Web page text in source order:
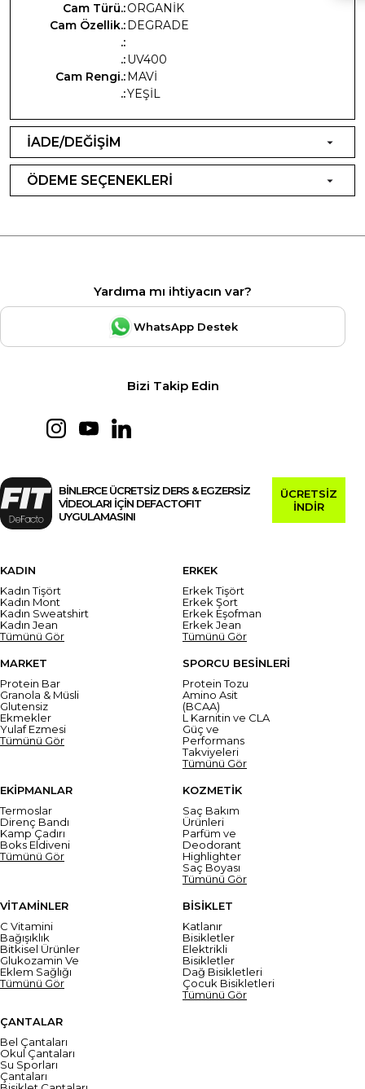
Cam Türü.:ORGANİK
Cam Özellik.:DEGRADE
.:
.:UV400
Cam Rengi.:MAVİ
.:YEŞİL
İADE/DEĞİŞİM
ÖDEME SEÇENEKLERİ
Yardıma mı ihtiyacın var?
WhatsApp Destek
Bizi Takip Edin
BİNLERCE ÜCRETSİZ DERS & EGZERSİZ
VİDEOLARI İÇİN DEFACTOFIT
UYGULAMASINI
ÜCRETSİZ
İNDİR
KADIN
Kadın Tişört
Kadın Mont
Kadın Sweatshirt
Kadın Jean
Tümünü Gör
ERKEK
Erkek Tişört
Erkek Şort
Erkek Eşofman
Erkek Jean
Tümünü Gör
MARKET
Protein Bar
Granola & Müsli
Glutensiz
Ekmekler
Yulaf Ezmesi
Tümünü Gör
SPORCU BESİNLERİ
Protein Tozu
Amino Asit
(BCAA)
L Karnitin ve CLA
Güç ve
Performans
Takviyeleri
Tümünü Gör
EKİPMANLAR
Termoslar
Direnç Bandı
Kamp Çadırı
Boks Eldiveni
Tümünü Gör
KOZMETİK
Saç Bakım
Ürünleri
Parfüm ve
Deodorant
Highlighter
Saç Boyası
Tümünü Gör
VİTAMİNLER
C Vitamini
Bağışıklık
Bitkisel Ürünler
Glukozamin Ve
Eklem Sağlığı
Tümünü Gör
BİSİKLET
Katlanır
Bisikletler
Elektrikli
Bisikletler
Dağ Bisikletleri
Çocuk Bisikletleri
Tümünü Gör
ÇANTALAR
Bel Çantaları
Okul Çantaları
Su Sporları
Çantaları